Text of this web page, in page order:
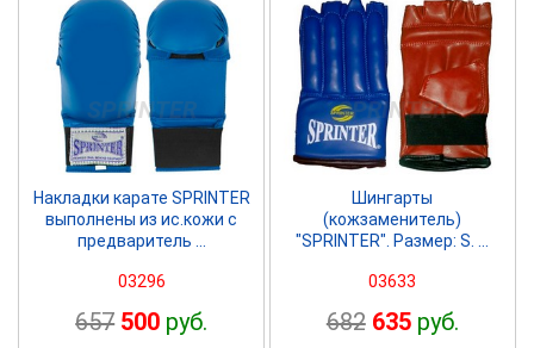
SPRINTER
Накладки карате SPRINTER
выполнены из ис.кожи с
предваритель ...
03296
657 500 руб.
SPRINTER
Шингарты
(кожзаменитель)
"SPRINTER". Размер: S. ...
03633
682 635руб.